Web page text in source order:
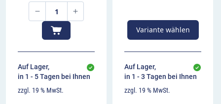
Auf Lager,
in 1 - 5 Tagen bei Ihnen
zzgl. 19 % MwSt.
Variante wählen
Auf Lager,
in 1 - 3 Tagen bei Ihnen
zzgl. 19 % MwSt.